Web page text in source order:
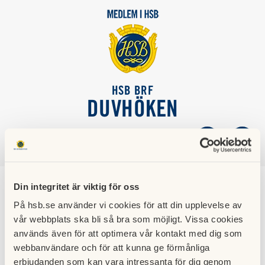
Din integritet är viktig för oss
På hsb.se använder vi cookies för att din upplevelse av
vår webbplats ska bli så bra som möjligt. Vissa cookies
används även för att optimera vår kontakt med dig som
webbanvändare och för att kunna ge förmånliga
erbjudanden som kan vara intressanta för dig genom
HSB BRF
DUVHÖKEN
Parkering
Security Assistance hanterar fordonsplatserna och